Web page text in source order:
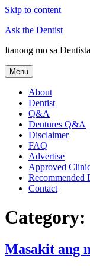
Skip to content
Ask the Dentist
Itanong mo sa
Menu
About
Dentist
Q&A
Dentures Q&A
Disclaimer
FAQ
Advertise
Approved
Recommended
Contact
Category:
Masakit ang